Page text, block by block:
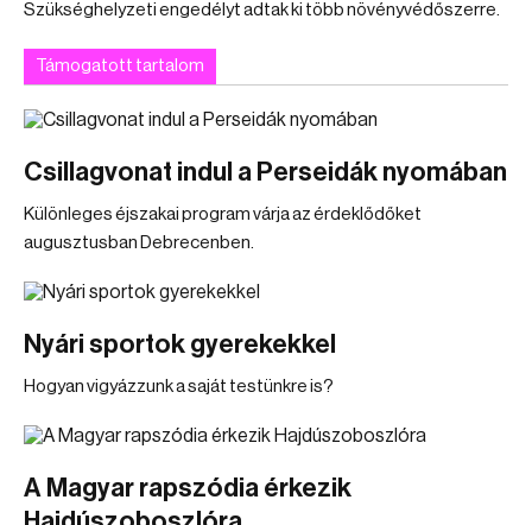
Szükséghelyzeti engedélyt adtak ki több növényvédőszerre.
Támogatott tartalom
Csillagvonat indul a Perseidák nyomában
Különleges éjszakai program várja az érdeklődőket
augusztusban Debrecenben.
Nyári sportok gyerekekkel
Hogyan vigyázzunk a saját testünkre is?
A Magyar rapszódia érkezik